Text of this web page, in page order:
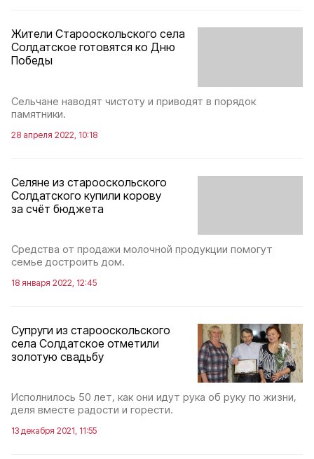
Жители Старооскольского села
Солдатское готовятся ко Дню
Победы
Сельчане наводят чистоту и приводят в порядок
памятники.
28 апреля 2022, 10:18
Селяне из старооскольского
Солдатского купили корову
за счёт бюджета
Средства от продажи молочной продукции помогут
семье достроить дом.
18 января 2022, 12:45
Супруги из старооскольского
села Солдатское отметили
золотую свадьбу
Исполнилось 50 лет, как они идут рука об руку по жизни,
деля вместе радости и горести.
13 декабря 2021, 11:55